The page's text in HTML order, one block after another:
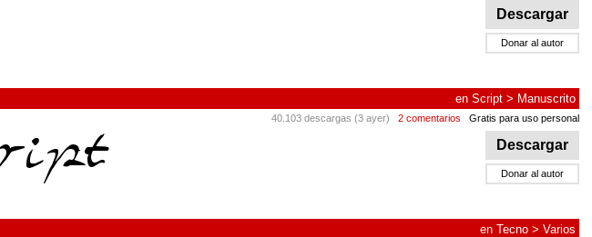
Descargar
Donar al autor
en Script > Manuscrito
40.103 descargas (3 ayer) 2 comentarios Gratis para uso personal
Descargar
Donar al autor
en Tecno > Varios